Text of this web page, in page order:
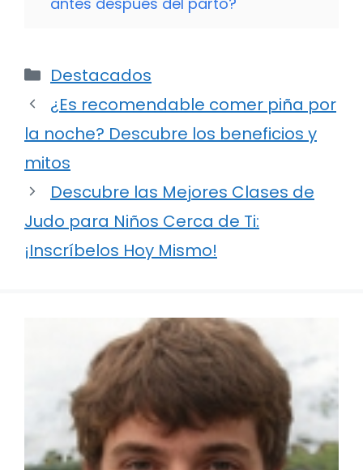
Categorías
Destacados
¿Es recomendable comer piña por
la noche? Descubre los beneficios y
mitos
Descubre las Mejores Clases de
Judo para Niños Cerca de Ti:
¡Inscríbelos Hoy Mismo!